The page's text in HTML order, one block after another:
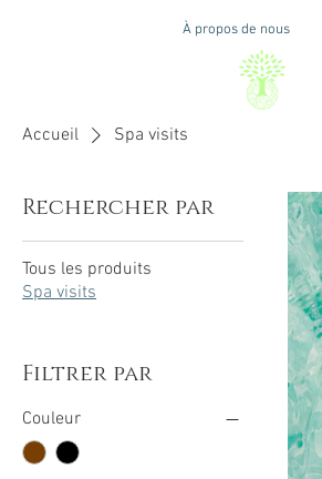
À propos de nous
Accueil Spa visits
Rechercher par
Tous les produits
Spa visits
Filtrer par
Couleur